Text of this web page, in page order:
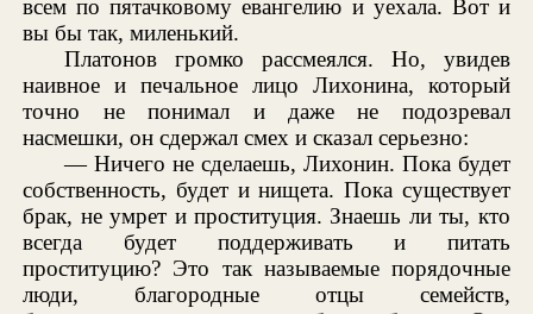
всем по пятачковому евангелию и уехала. Вот и
вы бы так, миленький.
Платонов громко рассмеялся. Но, увидев
наивное и печальное лицо Лихонина, который
точно не понимал и даже не подозревал
насмешки, он сдержал смех и сказал серьезно:
— Ничего не сделаешь, Лихонин. Пока будет
собственность, будет и нищета. Пока существует
брак, не умрет и проституция. Знаешь ли ты, кто
всегда будет поддерживать и питать
проституцию? Это так называемые порядочные
люди, благородные отцы семейств,